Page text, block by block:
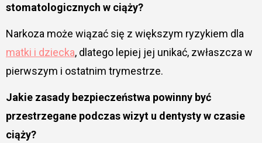
stomatologicznych w ciąży?
Narkoza może wiązać się z większym ryzykiem dla
matki i dziecka, dlatego lepiej jej unikać, zwłaszcza w
pierwszym i ostatnim trymestrze.
Jakie zasady bezpieczeństwa powinny być
przestrzegane podczas wizyt u dentysty w czasie
ciąży?